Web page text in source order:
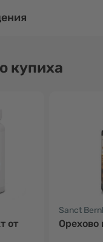
купиха
от
Sanct
Орехово